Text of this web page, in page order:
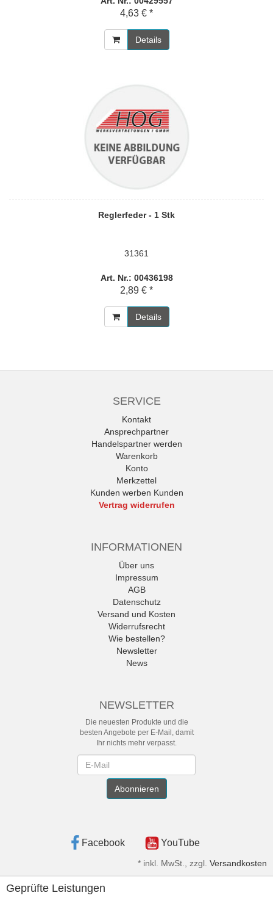
4,63 € *
Details
Reglerfeder - 1 Stk
31361
Art. Nr.: 00436198
2,89 € *
Details
SERVICE
Kontakt
Ansprechpartner
Handelspartner werden
Warenkorb
Konto
Merkzettel
Kunden werben Kunden
Vertrag widerrufen
INFORMATIONEN
Über uns
Impressum
AGB
Datenschutz
Versand und Kosten
Widerrufsrecht
Wie bestellen?
Newsletter
News
NEWSLETTER
Die neuesten Produkte und die
besten Angebote per E-Mail, damit
Ihr nichts mehr verpasst.
Abonnieren
Facebook YouTube
* inkl. MwSt., zzgl. Versandkosten
Geprüfte Leistungen